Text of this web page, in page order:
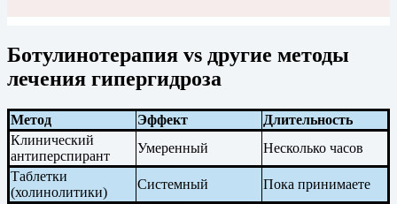
Ботулинотерапия vs другие методы
лечения гипергидроза
Метод Эффект
Длительность
Клинический
антиперспирант
Умеренный
Несколько часов
Таблетки
(холинолитики)
Системный Пока принимаете